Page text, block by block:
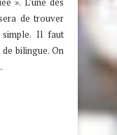
de trouver
simple. Il faut
bilingue. On